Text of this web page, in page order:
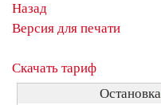
Назад
Версия для печати
Скачать тариф
Остановка